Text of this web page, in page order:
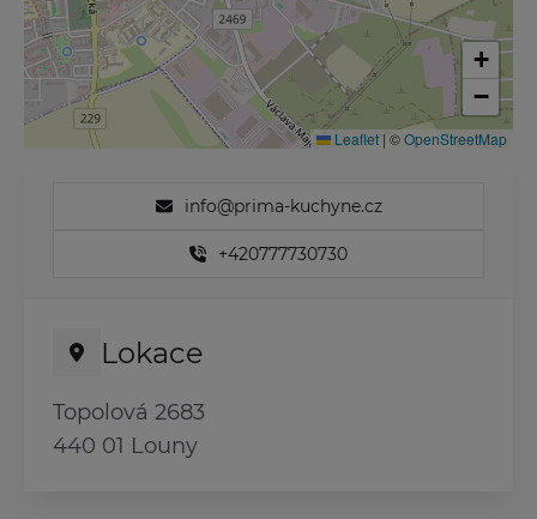
info@prima-kuchyne.cz
+420777730730
Lokace
Topolová 2683
440 01 Louny
+
−
Leaflet | ©OpenStreetMap